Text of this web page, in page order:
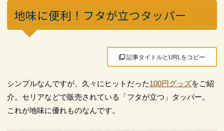
地味に便利！フタが立つタッパー
記事タイトルとURLをコピー
シンプルなんですが、久々にヒットだった100円グッズをご紹
介。セリアなどで販売されている「フタが立つ」タッパー。
これが地味に優れものなんです。